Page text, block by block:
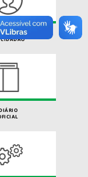
SERVIÇOS